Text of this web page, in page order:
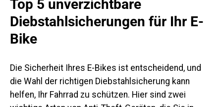
Top 5 unverzichtbare
Diebstahlsicherungen für Ihr E-
Bike
Die Sicherheit Ihres E-Bikes ist entscheidend, und
die Wahl der richtigen Diebstahlsicherung kann
helfen, Ihr Fahrrad zu schützen. Hier sind zwei